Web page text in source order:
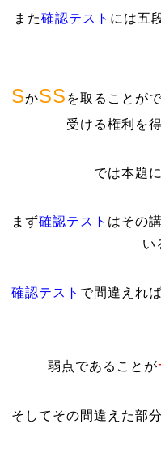
また確認テスト には五
SかSS を取ることが
受ける権利を
では本題
まず確認テスト はその
い
確認テスト で間違えれ
弱点であることが
そしてその間違えた部